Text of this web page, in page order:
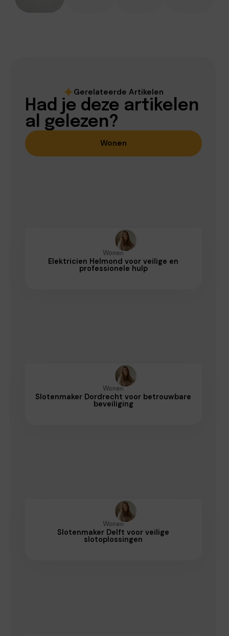
Gerelateerde Artikelen
Had je deze artikelen
al gelezen?
Wonen
Wonen
Elektricien Helmond voor veilige en
professionele hulp
Wonen
Slotenmaker Dordrecht voor betrouwbare
beveiliging
Wonen
Slotenmaker Delft voor veilige
slotoplossingen